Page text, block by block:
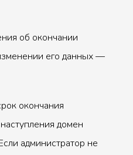
об окончании
его данных —
окончания
домен
администратор не